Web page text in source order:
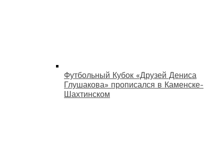
Футбольный Кубок «Друзей Дениса
Глушакова» прописался в Каменске-
Шахтинском